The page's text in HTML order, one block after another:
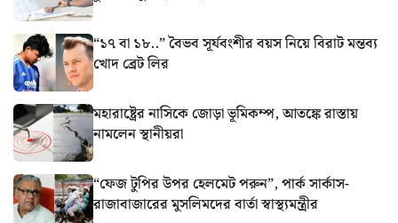
“১৭ বা ১৮..” বৈভব সূর্যবংশীর বয়স নিয়ে বিরাট মন্তব্য
খোদ ব্রেট লির
মহারাষ্ট্রের নাসিকে জোড়া ভূমিকম্প, আতঙ্কে রাস্তায়
নামলেন স্থানীয়রা
“ফেজ টুপির উপর হেলমেট পরুন”, পার্ক সার্কাস-
রাজাবাজারের মুসলিমদের বার্তা স্বাস্থ্যমন্ত্রীর